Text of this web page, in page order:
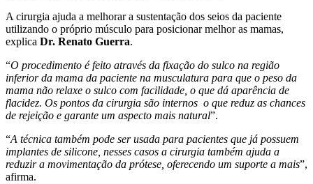
A cirurgia ajuda a melhorar a sustentação dos seios da paciente
utilizando o próprio músculo para posicionar melhor as mamas,
explica Dr. Renato Guerra.
“O procedimento é feito através da fixação do sulco na região
inferior da mama da paciente na musculatura para que o peso da
mama não relaxe o sulco com facilidade, o que dá aparência de
flacidez. Os pontos da cirurgia são internos o que reduz as chances
de rejeição e garante um aspecto mais natural”.
“A técnica também pode ser usada para pacientes que já possuem
implantes de silicone, nesses casos a cirurgia também ajuda a
reduzir a movimentação da prótese, oferecendo um suporte a mais”,
afirma.